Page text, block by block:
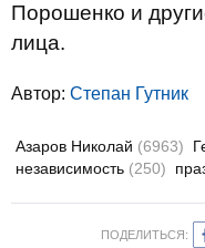
Порошенко и
лица.
Автор: Степан Гутник
Азаров Николай (6963)
независимость (250)
ПОДЕЛИТЬСЯ: